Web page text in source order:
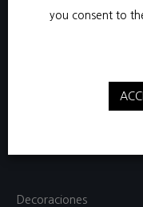
Decoraciones
you consent to